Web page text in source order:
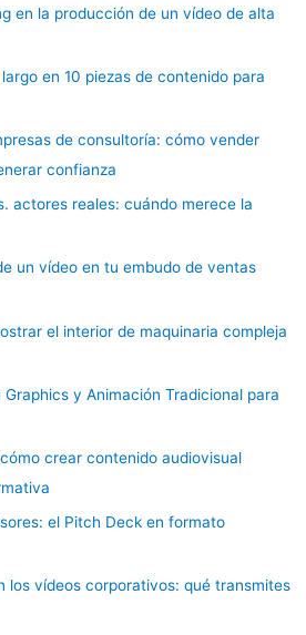
en la producción de un vídeo de alta
en 10 piezas de contenido para
de consultoría: cómo vender
confianza
actores reales: cuándo merece la
un vídeo en tu embudo de ventas
el interior de maquinaria compleja
y Animación Tradicional para
crear contenido audiovisual
el Pitch Deck en formato
los vídeos corporativos: qué transmites